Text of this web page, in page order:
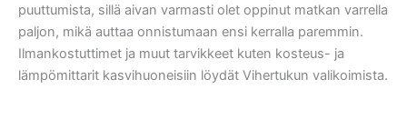
puuttumista, sillä aivan varmasti olet oppinut matkan varrella
paljon, mikä auttaa onnistumaan ensi kerralla paremmin.
Ilmankostuttimet ja muut tarvikkeet kuten kosteus- ja
lämpömittarit kasvihuoneisiin löydät Vihertukun valikoimista.